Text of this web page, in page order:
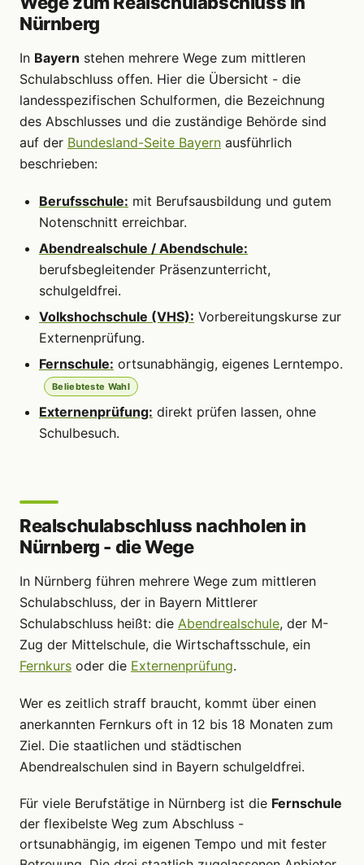
Nürnberg
In Bayern stehen mehrere Wege zum mittleren
Schulabschluss offen. Hier die Übersicht - die
landesspezifischen Schulformen, die Bezeichnung
des Abschlusses und die zuständige Behörde sind
auf der Bundesland-Seite Bayern ausführlich
beschrieben:
Berufsschule: mit Berufsausbildung und gutem
Notenschnitt erreichbar.
Abendrealschule / Abendschule:
berufsbegleitender Präsenzunterricht,
schulgeldfrei.
Volkshochschule (VHS): Vorbereitungskurse zur
Externenprüfung.
Fernschule: ortsunabhängig, eigenes Lerntempo.
Beliebteste Wahl
Externenprüfung: direkt prüfen lassen, ohne
Schulbesuch.
Realschulabschluss nachholen in
Nürnberg - die Wege
In Nürnberg führen mehrere Wege zum mittleren
Schulabschluss, der in Bayern Mittlerer
Schulabschluss heißt: die Abendrealschule, der M-
Zug der Mittelschule, die Wirtschaftsschule, ein
Fernkurs oder die Externenprüfung.
Wer es zeitlich straff braucht, kommt über einen
anerkannten Fernkurs oft in 12 bis 18 Monaten zum
Ziel. Die staatlichen und städtischen
Abendrealschulen sind in Bayern schulgeldfrei.
Für viele Berufstätige in Nürnberg ist die Fernschule
der flexibelste Weg zum Abschluss -
ortsunabhängig, im eigenen Tempo und mit fester